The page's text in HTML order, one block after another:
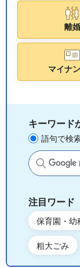
離婚
マイナ
キーワード
語句で検
サイト
注目ワード
保育園・幼
粗大ごみ